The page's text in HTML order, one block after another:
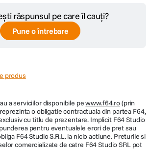
răspunsul pe care îl cauți?
Pune o întrebare
produs
a serviciilor disponibile pewww.f64.ro(prin
o obligatie contractuala din partea F64,
cu titlu de prezentare. Implicit F64 Studio
pentru eventualele erori de pret sau
F64 Studio S.R.L. la nicio actiune. Preturile si
comercializate de catre F64 Studio SRL pot